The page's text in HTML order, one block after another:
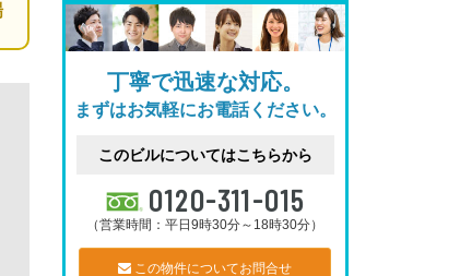
丁寧で迅速な対応。
まずはお気軽にお電話ください。
このビルについてはこちらから
0120-311-015
（営業時間：平日9時30分～18時30分）
この物件についてお問合せ